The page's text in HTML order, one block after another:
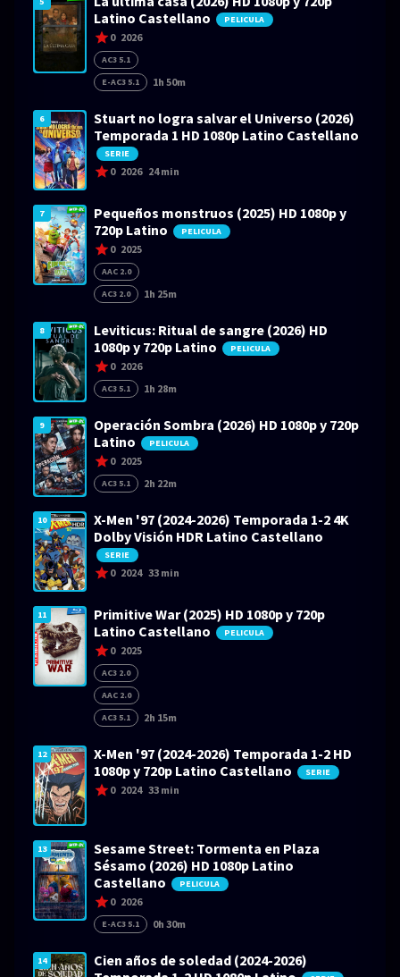
Latino Castellano
PELICULA
0 2026
AC3 5.1
E-AC3 5.1
1h 50m
6
Stuart no logra salvar el Universo (2026)
Temporada 1 HD 1080p Latino Castellano
SERIE
0 2026 24 min
7
Pequeños monstruos (2025) HD 1080p y
720p Latino
PELICULA
0 2025
AAC 2.0
AC3 2.0
1h 25m
8
Leviticus: Ritual de sangre (2026) HD
1080p y 720p Latino
PELICULA
0 2026
AC3 5.1 1h 28m
9
Operación Sombra (2026) HD 1080p y 720p
Latino
PELICULA
0 2025
AC3 5.1 2h 22m
10
X-Men '97 (2024-2026) Temporada 1-2 4K
Dolby Visión HDR Latino Castellano
SERIE
0 2024 33 min
11
Primitive War (2025) HD 1080p y 720p
Latino Castellano
PELICULA
0 2025
AC3 2.0
AAC 2.0
AC3 5.1
2h 15m
12
X-Men '97 (2024-2026) Temporada 1-2 HD
1080p y 720p Latino Castellano
SERIE
0 2024 33 min
13
Sesame Street: Tormenta en Plaza
Sésamo (2026) HD 1080p Latino
Castellano
PELICULA
0 2026
E-AC3 5.1 0h 30m
14
Cien años de soledad (2024-2026)